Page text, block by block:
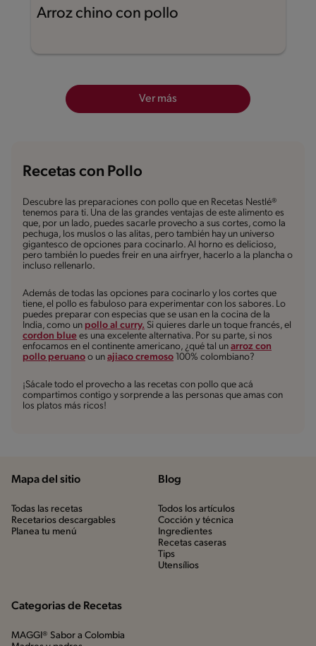
Arroz chino con pollo
Ver más
Recetas con Pollo
Descubre las preparaciones con pollo que en Recetas Nestlé®
tenemos para ti. Una de las grandes ventajas de este alimento es
que, por un lado, puedes sacarle provecho a sus cortes, como la
pechuga, los muslos o las alitas, pero también hay un universo
gigantesco de opciones para cocinarlo. Al horno es delicioso,
pero también lo puedes freir en una airfryer, hacerlo a la plancha o
incluso rellenarlo.
Además de todas las opciones para cocinarlo y los cortes que
tiene, el pollo es fabuloso para experimentar con los sabores. Lo
puedes preparar con especias que se usan en la cocina de la
India, como un pollo al curry. Si quieres darle un toque francés, el
cordon blue es una excelente alternativa. Por su parte, si nos
enfocamos en el continente americano, ¿qué tal un arroz con
pollo peruano o un ajiaco cremoso 100% colombiano?
¡Sácale todo el provecho a las recetas con pollo que acá
compartimos contigo y sorprende a las personas que amas con
los platos más ricos!
Mapa del sitio
Todas las recetas
Recetarios descargables
Planea tu menú
Blog
Todos los artículos
Cocción y técnica
Ingredientes
Recetas caseras
Tips
Utensílios
Categorias de Recetas
MAGGI® Sabor a Colombia